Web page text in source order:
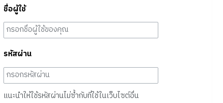
ชื่อผู้ใช้
รหัสผ่าน
แนะนำให้ใช้รหัสผ่านไม่ซ้ำกับที่ใช้ในเว็บไซต์อื่น